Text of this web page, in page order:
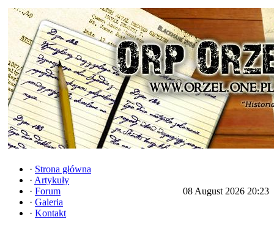
· Strona główna
· Artykuły
· Forum
· Galeria
· Kontakt
08 August 2026 20:23